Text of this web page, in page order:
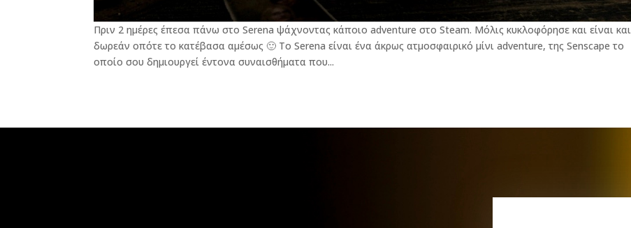
Πριν 2 ημέρες έπεσα πάνω στο Serena ψάχνοντας κάποιο adventure στο Steam. Μόλις κυκλοφόρησε και είναι και
δωρεάν οπότε το κατέβασα αμέσως 🙂 Το Serena είναι ένα άκρως ατμοσφαιρικό μίνι adventure, της Senscape το
οποίο σου δημιουργεί έντονα συναισθήματα που...